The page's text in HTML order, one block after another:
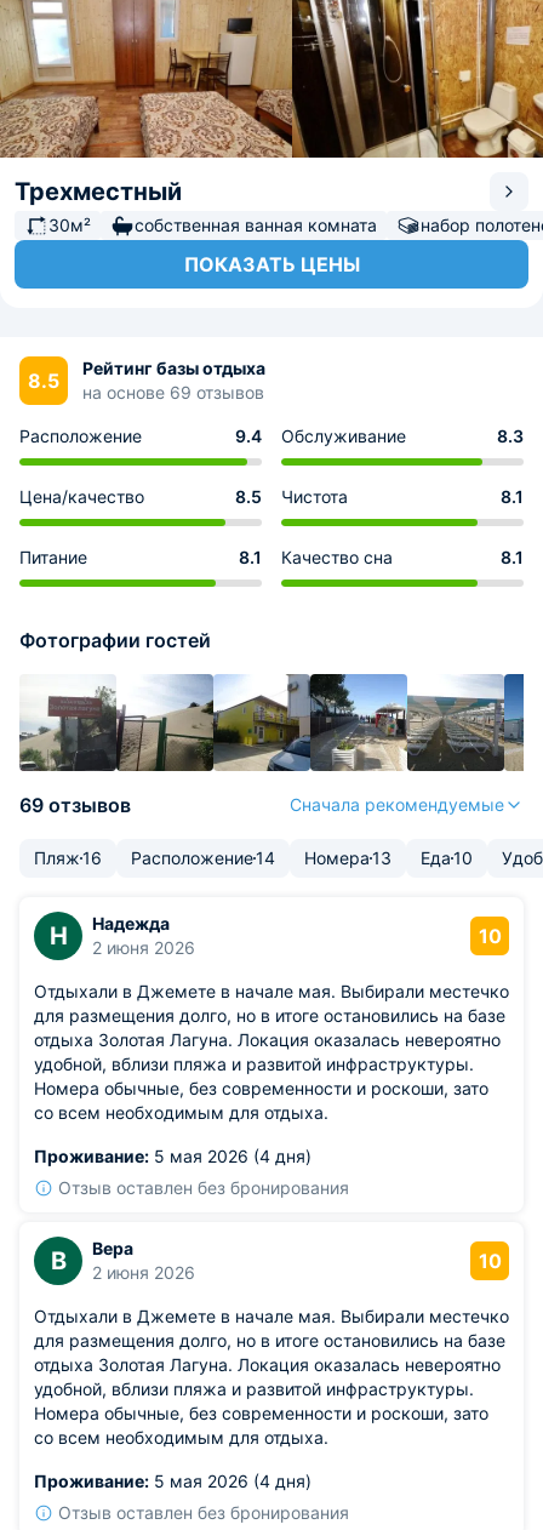
Трехместный
30м² собственная ванная комната набор
ПОКАЗАТЬ ЦЕНЫ
8.5
Рейтинг базы отдыха
на основе 69 отзывов
Расположение 9.4 Обслуживание 8.3
Цена/качество 8.5 Чистота 8.1
Питание 8.1 Качество сна 8.1
Фотографии гостей
69 отзывов Сначала рекомендуемые
Пляж16 Расположение14 Номера13 Еда10
Н
Надежда
2 июня 2026
10
Отдыхали в Джемете в начале мая. Выбирали местечко
для размещения долго, но в итоге остановились на базе
отдыха Золотая Лагуна. Локация оказалась невероятно
удобной, вблизи пляжа и развитой инфраструктуры.
Номера обычные, без современности и роскоши, зато
со всем необходимым для отдыха.
Проживание: 5 мая 2026 (4 дня)
Отзыв оставлен без бронирования
В
Вера
2 июня 2026
10
Отдыхали в Джемете в начале мая. Выбирали местечко
для размещения долго, но в итоге остановились на базе
отдыха Золотая Лагуна. Локация оказалась невероятно
удобной, вблизи пляжа и развитой инфраструктуры.
Номера обычные, без современности и роскоши, зато
со всем необходимым для отдыха.
Проживание: 5 мая 2026 (4 дня)
Отзыв оставлен без бронирования